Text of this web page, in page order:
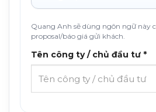
Quang Anh sẽ dùng ngôn ngữ này
proposal/báo giá gửi khách.
Tên công ty / chủ đầu tư *